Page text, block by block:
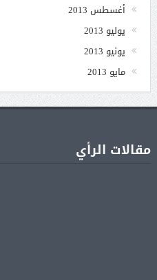
أغسطس 2013
يوليو 2013
يونيو 2013
مايو 2013
مقالات الرأي